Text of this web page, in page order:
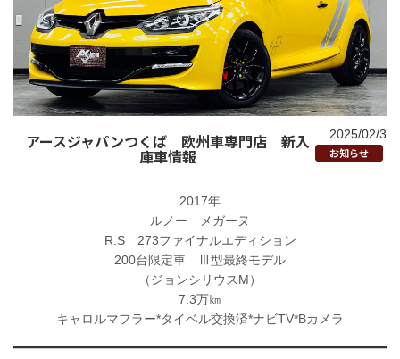
アースジャパンつくば 欧州車専門店 新入
庫車情報
2025/02/3
お知らせ
2017年
ルノー メガーヌ
R.S 273ファイナルエディション
200台限定車 Ⅲ型最終モデル
（ジョンシリウスM）
7.3万㎞
キャロルマフラー*タイベル交換済*ナビTV*Bカメラ